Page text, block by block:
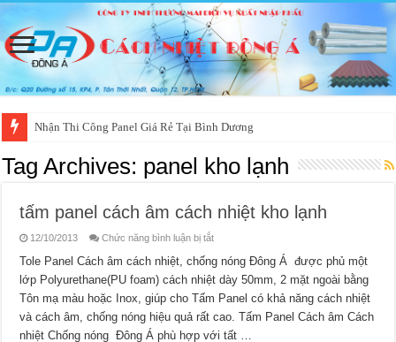
Nhận Thi Công Panel Giá Rẻ Tại Bình Dương
Tag Archives: panel kho lạnh
tấm panel cách âm cách nhiệt kho lạnh
12/10/2013 Chức năng bình luận bị tắtở
panel
cách
âm
cách
nhiệt
lạnh
Tole Panel Cách âm cách nhiệt, chống nóng Đông Á được phủ một
lớp Polyurethane(PU foam) cách nhiệt dày 50mm, 2 mặt ngoài bằng
Tôn mạ màu hoặc Inox, giúp cho Tấm Panel có khả năng cách nhiệt
và cách âm, chống nóng hiệu quả rất cao. Tấm Panel Cách âm Cách
nhiệt Chống nóng Đông Á phù hợp với tất …